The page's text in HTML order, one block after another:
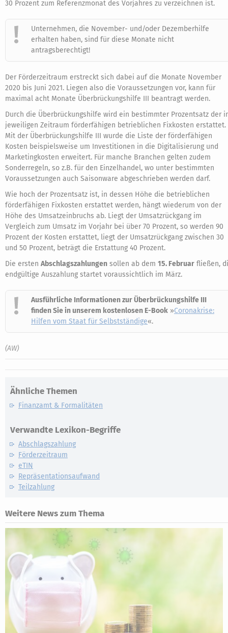
30 Prozent zum Referenzmonat des Vorjahres zu verzeichnen ist.
Unternehmen, die November- und/oder Dezemberhilfe
erhalten haben, sind für diese Monate nicht
antragsberechtigt!
Der Förderzeitraum erstreckt sich dabei auf die Monate November
2020 bis Juni 2021. Liegen also die Voraussetzungen vor, kann für
maximal acht Monate Überbrückungshilfe III beantragt werden.
Durch die Überbrückungshilfe wird ein bestimmter Prozentsatz der
jeweiligen Zeitraum förderfähigen betrieblichen Fixkosten erstattet.
Mit der Überbrückungshilfe III wurde die Liste der förderfähigen
Kosten beispielsweise um Investitionen in die Digitalisierung und
Marketingkosten erweitert. Für manche Branchen gelten zudem
Sonderregeln, so z.B. für den Einzelhandel, wo unter bestimmten
Voraussetzungen auch Saisonware abgeschrieben werden darf.
Wie hoch der Prozentsatz ist, in dessen Höhe die betrieblichen
förderfähigen Fixkosten erstattet werden, hängt wiederum von der
Höhe des Umsatzeinbruchs ab. Liegt der Umsatzrückgang im
Vergleich zum Umsatz im Vorjahr bei über 70 Prozent, so werden 90
Prozent der Kosten erstattet, liegt der Umsatzrückgang zwischen 30
und 50 Prozent, beträgt die Erstattung 40 Prozent.
Die ersten Abschlagszahlungen sollen ab dem 15. Februar fließen,
endgültige Auszahlung startet voraussichtlich im März.
Ausführliche Informationen zur Überbrückungshilfe III
finden Sie in unserem kostenlosen E-Book »Coronakrise:
Hilfen vom Staat für Selbstständige«.
(AW)
Ähnliche Themen
Finanzamt & Formalitäten
Verwandte Lexikon-Begriffe
Abschlagszahlung
Förderzeitraum
eTIN
Repräsentationsaufwand
Teilzahlung
Weitere News zum Thema